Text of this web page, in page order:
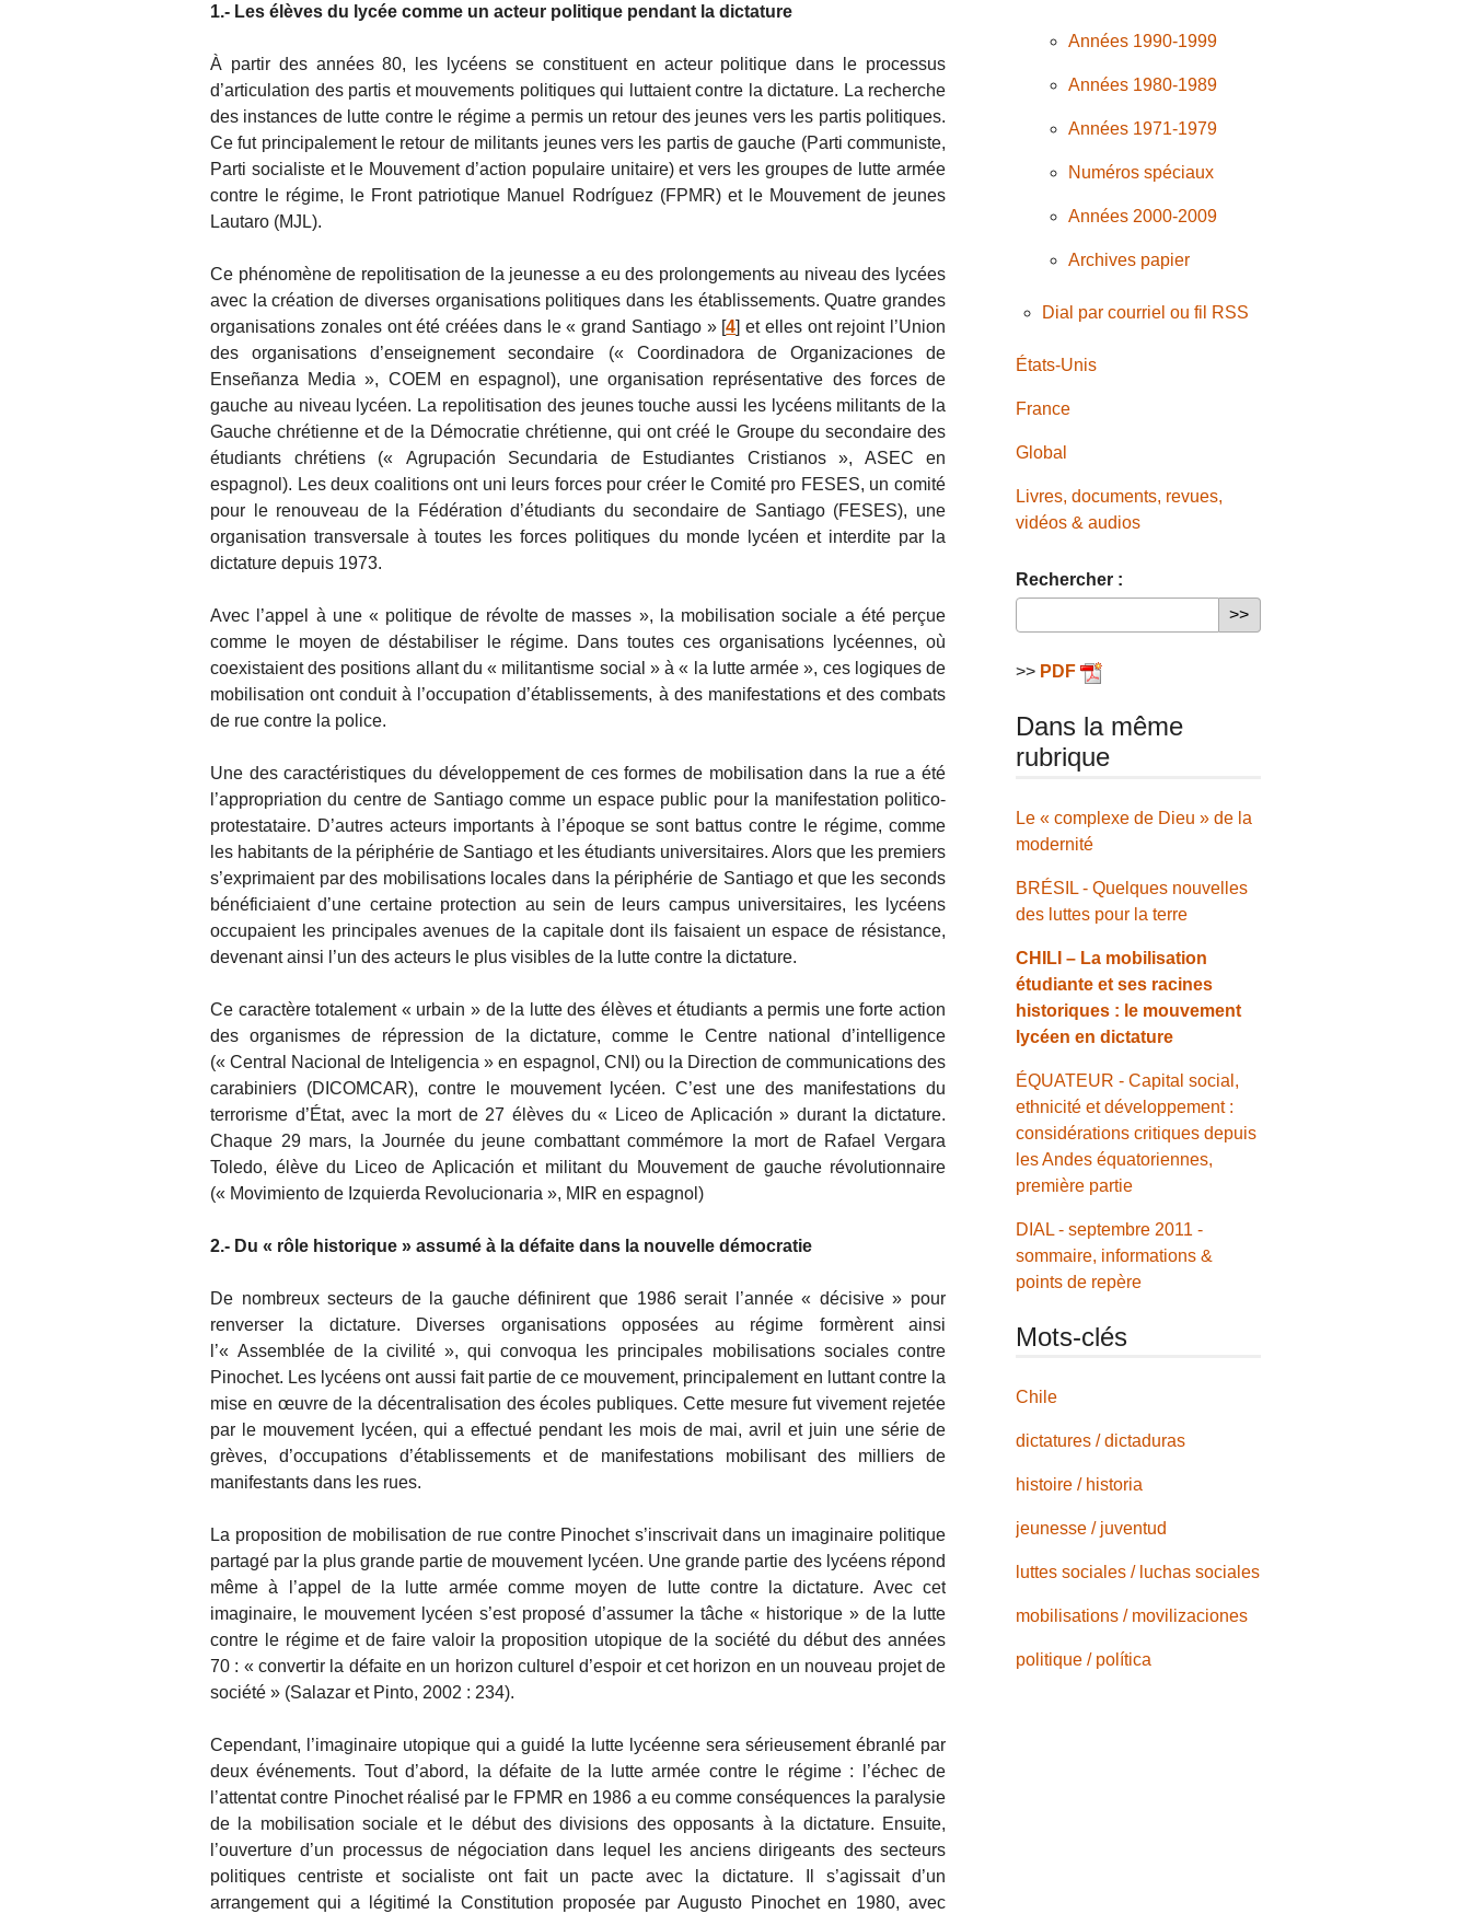
1.- Les élèves du lycée comme un acteur politique pendant la dictature
À partir des années 80, les lycéens se constituent en acteur politique dans le processus
d’articulation des partis et mouvements politiques qui luttaient contre la dictature. La recherche
des instances de lutte contre le régime a permis un retour des jeunes vers les partis politiques.
Ce fut principalement le retour de militants jeunes vers les partis de gauche (Parti communiste,
Parti socialiste et le Mouvement d’action populaire unitaire) et vers les groupes de lutte armée
contre le régime, le Front patriotique Manuel Rodríguez (FPMR) et le Mouvement de jeunes
Lautaro (MJL).
Ce phénomène de repolitisation de la jeunesse a eu des prolongements au niveau des lycées
avec la création de diverses organisations politiques dans les établissements. Quatre grandes
organisations zonales ont été créées dans le « grand Santiago »[4] et elles ont rejoint l’Union
des organisations d’enseignement secondaire (« Coordinadora de Organizaciones de
Enseñanza Media », COEM en espagnol), une organisation représentative des forces de
gauche au niveau lycéen. La repolitisation des jeunes touche aussi les lycéens militants de la
Gauche chrétienne et de la Démocratie chrétienne, qui ont créé le Groupe du secondaire des
étudiants chrétiens (« Agrupación Secundaria de Estudiantes Cristianos », ASEC en
espagnol). Les deux coalitions ont uni leurs forces pour créer le Comité pro FESES, un comité
pour le renouveau de la Fédération d’étudiants du secondaire de Santiago (FESES), une
organisation transversale à toutes les forces politiques du monde lycéen et interdite par la
dictature depuis 1973.
Avec l’appel à une « politique de révolte de masses », la mobilisation sociale a été perçue
comme le moyen de déstabiliser le régime. Dans toutes ces organisations lycéennes, où
coexistaient des positions allant du « militantisme social » à « la lutte armée », ces logiques de
mobilisation ont conduit à l’occupation d’établissements, à des manifestations et des combats
de rue contre la police.
Une des caractéristiques du développement de ces formes de mobilisation dans la rue a été
l’appropriation du centre de Santiago comme un espace public pour la manifestation politico-
protestataire. D’autres acteurs importants à l’époque se sont battus contre le régime, comme
les habitants de la périphérie de Santiago et les étudiants universitaires. Alors que les premiers
s’exprimaient par des mobilisations locales dans la périphérie de Santiago et que les seconds
bénéficiaient d’une certaine protection au sein de leurs campus universitaires, les lycéens
occupaient les principales avenues de la capitale dont ils faisaient un espace de résistance,
devenant ainsi l’un des acteurs le plus visibles de la lutte contre la dictature.
Ce caractère totalement « urbain » de la lutte des élèves et étudiants a permis une forte action
des organismes de répression de la dictature, comme le Centre national d’intelligence
(« Central Nacional de Inteligencia » en espagnol, CNI) ou la Direction de communications des
carabiniers (DICOMCAR), contre le mouvement lycéen. C’est une des manifestations du
terrorisme d’État, avec la mort de 27 élèves du « Liceo de Aplicación » durant la dictature.
Chaque 29 mars, la Journée du jeune combattant commémore la mort de Rafael Vergara
Toledo, élève du Liceo de Aplicación et militant du Mouvement de gauche révolutionnaire
(« Movimiento de Izquierda Revolucionaria », MIR en espagnol)
2.- Du « rôle historique » assumé à la défaite dans la nouvelle démocratie
De nombreux secteurs de la gauche définirent que 1986 serait l’année « décisive » pour
renverser la dictature. Diverses organisations opposées au régime formèrent ainsi
l’« Assemblée de la civilité », qui convoqua les principales mobilisations sociales contre
Pinochet. Les lycéens ont aussi fait partie de ce mouvement, principalement en luttant contre la
mise en œuvre de la décentralisation des écoles publiques. Cette mesure fut vivement rejetée
par le mouvement lycéen, qui a effectué pendant les mois de mai, avril et juin une série de
grèves, d’occupations d’établissements et de manifestations mobilisant des milliers de
manifestants dans les rues.
La proposition de mobilisation de rue contre Pinochet s’inscrivait dans un imaginaire politique
partagé par la plus grande partie de mouvement lycéen. Une grande partie des lycéens répond
même à l’appel de la lutte armée comme moyen de lutte contre la dictature. Avec cet
imaginaire, le mouvement lycéen s’est proposé d’assumer la tâche « historique » de la lutte
contre le régime et de faire valoir la proposition utopique de la société du début des années
70 : « convertir la défaite en un horizon culturel d’espoir et cet horizon en un nouveau projet de
société » (Salazar et Pinto, 2002 : 234).
Cependant, l’imaginaire utopique qui a guidé la lutte lycéenne sera sérieusement ébranlé par
deux événements. Tout d’abord, la défaite de la lutte armée contre le régime : l’échec de
l’attentat contre Pinochet réalisé par le FPMR en 1986 a eu comme conséquences la paralysie
de la mobilisation sociale et le début des divisions des opposants à la dictature. Ensuite,
l’ouverture d’un processus de négociation dans lequel les anciens dirigeants des secteurs
politiques centriste et socialiste ont fait un pacte avec la dictature. Il s’agissait d’un
arrangement qui a légitimé la Constitution proposée par Augusto Pinochet en 1980, avec
Années 1990-1999
Années 1980-1989
Années 1971-1979
Numéros spéciaux
Années 2000-2009
Archives papier
Dial par courriel ou fil RSS
États-Unis
France
Global
Livres, documents, revues,
vidéos & audios
Rechercher :
>> PDF
Dans la même
rubrique
Le « complexe de Dieu » de la
modernité
BRÉSIL - Quelques nouvelles
des luttes pour la terre
CHILI – La mobilisation
étudiante et ses racines
historiques : le mouvement
lycéen en dictature
ÉQUATEUR - Capital social,
ethnicité et développement :
considérations critiques depuis
les Andes équatoriennes,
première partie
DIAL - septembre 2011 -
sommaire, informations &
points de repère
Mots-clés
Chile
dictatures / dictaduras
histoire / historia
jeunesse / juventud
luttes sociales / luchas sociales
mobilisations / movilizaciones
politique / política